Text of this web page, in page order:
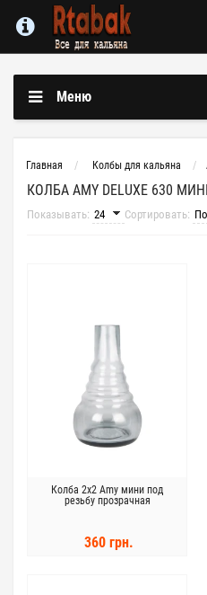
Меню
Главная Колбы для кальяна
КОЛБА AMY DELUXE 630
Показывать: Сортировать:
Колба 2x2 Amy мини под
резьбу прозрачная
360 грн.